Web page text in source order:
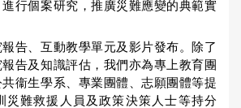
行個案研究，推廣災難應變的典範實
告、互動教學單元及影片發布。除了
告及知識評估，我們亦為專上教育團
衞生學系、專業團體、志願團體等提
災難救援人員及政策決策人士等持分